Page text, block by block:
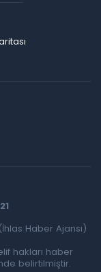
Haber Ajansı)
hakları haber
belirtilmiştir.